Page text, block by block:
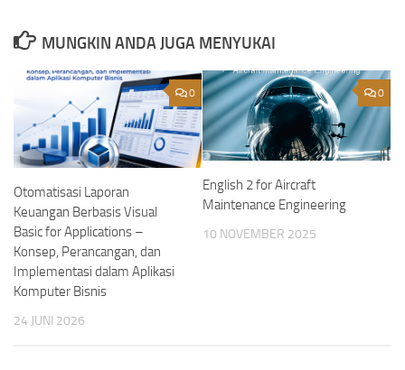
MUNGKIN ANDA JUGA MENYUKAI
0
Otomatisasi Laporan
Keuangan Berbasis Visual
Basic for Applications –
Konsep, Perancangan, dan
Implementasi dalam Aplikasi
Komputer Bisnis
24 JUNI 2026
0
English 2 for Aircraft
Maintenance Engineering
10 NOVEMBER 2025